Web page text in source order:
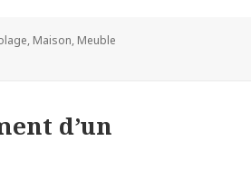
, Maison, Meuble
d’un